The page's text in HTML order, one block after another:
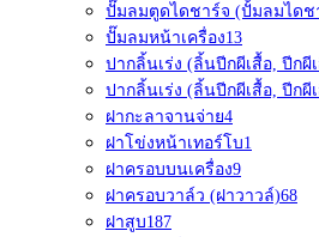
ปั๊มลมตูดไดชาร์จ (ปั้มลมไดช
ปั๊มลมหน้าเครื่อง13
ปากลิ้นเร่ง (ลิ้นปีกผีเสื้อ, ปีกผี
ปากลิ้นเร่ง (ลิ้นปีกผีเสื้อ, ปีกผี
ฝากะลาจานจ่าย4
ฝาโข่งหน้าเทอร์โบ1
ฝาครอบบนเครื่อง9
ฝาครอบวาล์ว (ฝาวาวล์)68
ฝาสูบ187